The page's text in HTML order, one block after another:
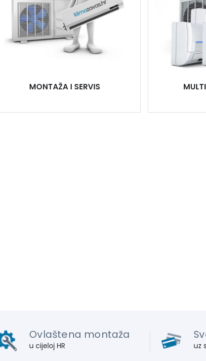
MONTAŽA I SERVIS
Ovlaštena montaža
u cijeloj HR uz